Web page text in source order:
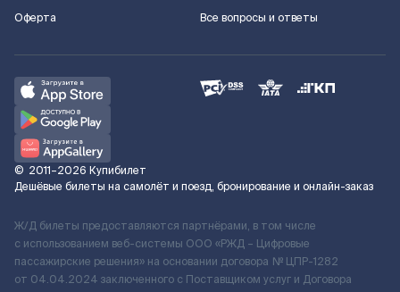
Оферта
Все вопросы и ответы
© 2011–2026 Купибилет
Дешёвые билеты на самолёт и поезд, бронирование и онлайн-заказ
Ж/Д билеты предоставляются партнёрами, в том числе
с использованием веб-системы ООО «РЖД – Цифровые
пассажирские решения» на основании договора № ЦПР-1282
от 04.04.2024 заключенного с Поставщиком услуг и Договора